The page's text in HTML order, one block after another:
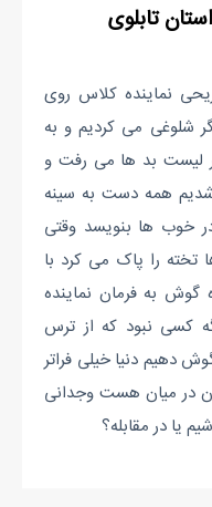
تابلوی
نماینده کلاس روی
شلوغی می کردیم و به
لیست بد ها می رفت و
همه دست به سینه
خوب ها بنویسد وقتی
تخته را پاک می کرد با
گوش به فرمان نماینده
کسی نبود که از ترس
دهیم دنیا خیلی فراتر
در میان هست وجدانی
یا در مقابله؟